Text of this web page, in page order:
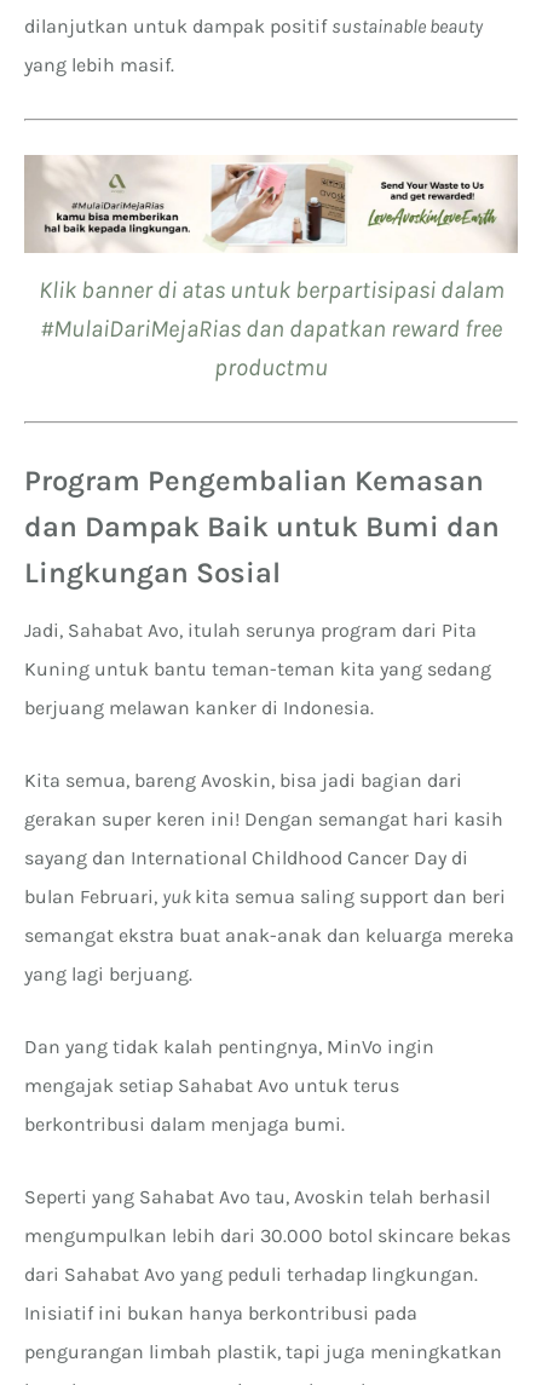
dilanjutkan untuk dampak positif sustainable beauty
yang lebih masif.
Klik banner di atas untuk berpartisipasi dalam
#MulaiDariMejaRias dan dapatkan reward free
productmu
Program Pengembalian Kemasan
dan Dampak Baik untuk Bumi dan
Lingkungan Sosial
Jadi, Sahabat Avo, itulah serunya program dari Pita
Kuning untuk bantu teman-teman kita yang sedang
berjuang melawan kanker di Indonesia.
Kita semua, bareng Avoskin, bisa jadi bagian dari
gerakan super keren ini! Dengan semangat hari kasih
sayang dan International Childhood Cancer Day di
bulan Februari, yuk kita semua saling support dan beri
semangat ekstra buat anak-anak dan keluarga mereka
yang lagi berjuang.
Dan yang tidak kalah pentingnya, MinVo ingin
mengajak setiap Sahabat Avo untuk terus
berkontribusi dalam menjaga bumi.
Seperti yang Sahabat Avo tau, Avoskin telah berhasil
mengumpulkan lebih dari 30.000 botol skincare bekas
dari Sahabat Avo yang peduli terhadap lingkungan.
Inisiatif ini bukan hanya berkontribusi pada
pengurangan limbah plastik, tapi juga meningkatkan